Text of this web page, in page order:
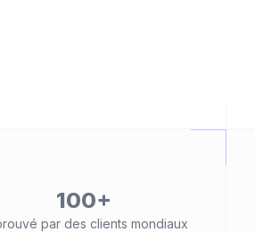
100+
par des clients mondiaux